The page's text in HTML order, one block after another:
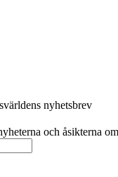
nyhetsbrev
och åsikterna